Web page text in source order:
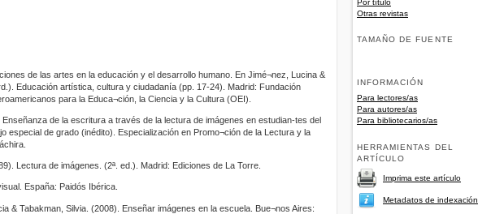
Por título
Otras revistas
TAMAÑO DE FUENTE
INFORMACIÓN
Para lectores/as
Para autores/as
Para bibliotecarios/as
HERRAMIENTAS DEL
ARTÍCULO
Imprima este artículo
Metadatos de indexación
de las artes en la educación y el desarrollo humano. En Jimé¬nez, Lucina &
Educación artística, cultura y ciudadanía (pp. 17-24). Madrid: Fundación
para la Educa¬ción, la Ciencia y la Cultura (OEI).
de la escritura a través de la lectura de imágenes en estudian-tes del
especial de grado (inédito). Especialización en Promo¬ción de la Lectura y la
Lectura de imágenes. (2ª. ed.). Madrid: Ediciones de La Torre.
España: Paidós Ibérica.
& Tabakman, Silvia. (2008). Enseñar imágenes en la escuela. Bue¬nos Aires: